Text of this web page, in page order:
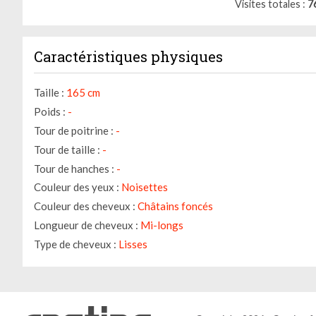
Visites totales
Caractéristiques physiques
Taille : 165 cm
Poids : -
Tour de poitrine : -
Tour de taille : -
Tour de hanches : -
Couleur des yeux : Noisettes
Couleur des cheveux : Châtains foncés
Longueur de cheveux : Mi-longs
Type de cheveux : Lisses